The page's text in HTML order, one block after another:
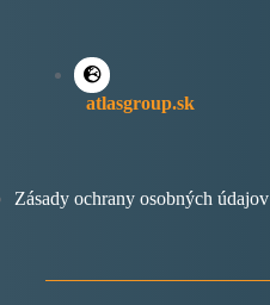
atlasgroup.sk
Zásady ochrany osobných údajov